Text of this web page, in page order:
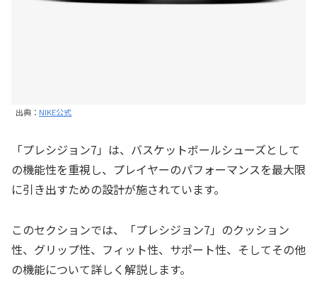
出典： NIKE公式
「プレシジョン7」は、バスケットボールシューズとして
の機能性を重視し、プレイヤーのパフォーマンスを最大限
に引き出すための設計が施されています。
このセクションでは、「プレシジョン7」のクッション
性、グリップ性、フィット性、サポート性、そしてその他
の機能について詳しく解説します。